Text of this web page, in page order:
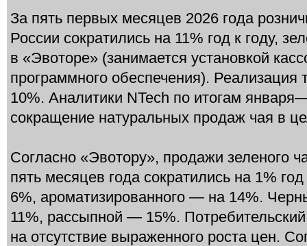
За пять первых месяцев 2026 года
России сократились на 11% год к году,
в «Эвоторе» (занимается установкой
программного обеспечения). Реализация
10%. Аналитики NTech по итогам
сокращение натуральных продаж чая в
Согласно «Эвотору», продажи зеленого
пять месяцев года сократились на 1%
6%, ароматизированного — на 14%.
11%, рассыпной — 15%.
на отсутствие выраженного роста цен.